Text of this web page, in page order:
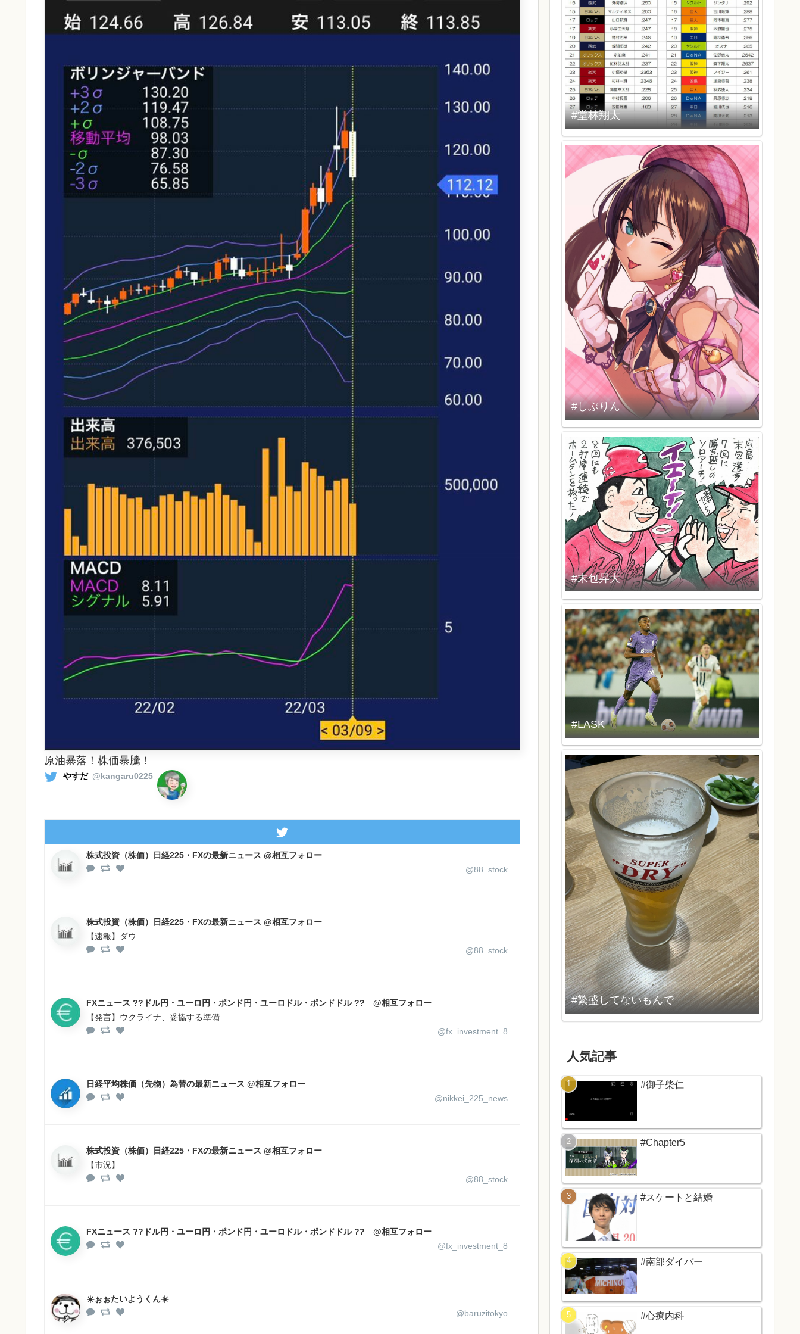
原油暴落！株価暴騰！
やすだ @kangaru0225
株式投資（株価）日経225・FXの最新ニュース @相互フォロー
@88_stock
株式投資（株価）日経225・FXの最新ニュース @相互フォロー
【速報】ダウ
@88_stock
FXニュース ??ドル円・ユーロ円・ポンド円・ユーロドル・ポンドドル ?? @相互フォロー
【発言】ウクライナ、妥協する準備
@fx_investment_8
日経平均株価（先物）為替の最新ニュース @相互フォロー
@nikkei_225_news
株式投資（株価）日経225・FXの最新ニュース @相互フォロー
【市況】
@88_stock
FXニュース ??ドル円・ユーロ円・ポンド円・ユーロドル・ポンドドル ?? @相互フォロー
@fx_investment_8
☀️ぉぉたいようくん☀️
@baruzitokyo
#堂林翔太
#しぶりん
#末包昇大
#LASK
#繁盛してないもんで
人気記事
#御子柴仁
#Chapter5
#スケートと結婚
#南部ダイバー
#心療内科